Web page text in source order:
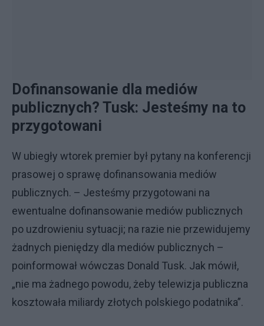
Dofinansowanie dla mediów
publicznych? Tusk: Jesteśmy na to
przygotowani
W ubiegły wtorek premier był pytany na konferencji
prasowej o sprawę dofinansowania mediów
publicznych. – Jesteśmy przygotowani na
ewentualne dofinansowanie mediów publicznych
po uzdrowieniu sytuacji; na razie nie przewidujemy
żadnych pieniędzy dla mediów publicznych –
poinformował wówczas Donald Tusk. Jak mówił,
„nie ma żadnego powodu, żeby telewizja publiczna
kosztowała miliardy złotych polskiego podatnika”.